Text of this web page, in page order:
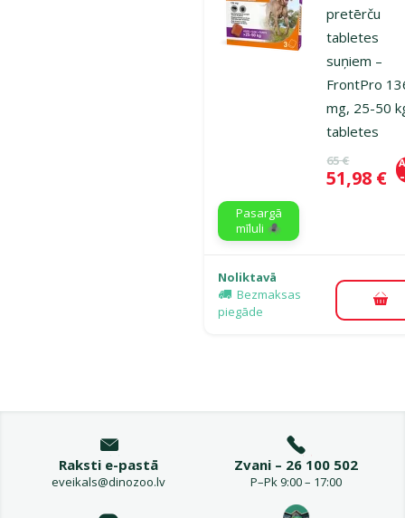
pretērču
tabletes
suņiem –
FrontPro
mg, 25-50
tabletes
Oriģinālā
65 €
Cena
51,98 €
Pasargā
mīluli 🕷️
Noliktavā
Bezmaksas
piegāde
Raksti e-pastā
eveikals@dinozoo.lv
Zvani – 26 100 502
P–Pk 9:00 – 17:00